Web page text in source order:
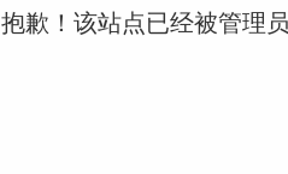
抱歉！该站点已经被管理